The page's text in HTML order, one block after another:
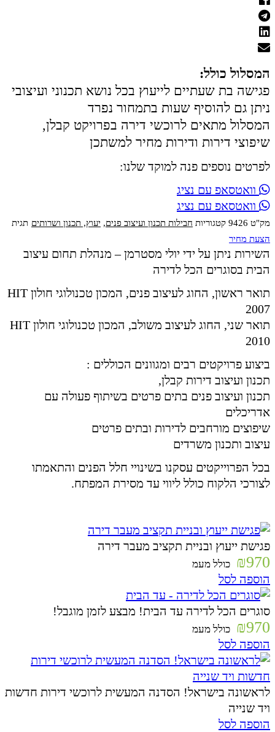
המסלול כולל:
פגישה בת שעתיים לייעוץ בכל נושא תכנוני ועיצובי
ניתן גם להוסיף שעות בתמחור נפרד
המסלול מתאים לרוכשי דירה בפרויקט קבלן,
שיפוצי דירות ודירות מחיר למשתכן
לפרטים נוספים פנה למוקד שלנו:
וואטסאפ עם נציג
וואטסאפ עם נציג
מק"ט 9426 קטגוריות חבילות תכנון ועיצוב פנים, יעוץ, תכנון ושרותים תגית
הצעת מחיר
השירות ניתן על ידי יולי מסטרמן – מנהלת תחום עיצוב
הבית בסוגרים הכל לדירה
תואר ראשון, החוג לעיצוב פנים, המכון טכנולוגי חולון HIT
2007
תואר שני, החוג לעיצוב משולב, המכון טכנולוגי חולון HIT
2010
ביצוע פרויקטים רבים ומגוונים הכוללים :
תכנון ועיצוב דירות קבלן,
תכנון ועיצוב פנים בתים פרטים בשיתוף פעולה עם
אדריכלים
שיפוצים מורחבים לדירות ובתים פרטים
עיצוב ותכנון משרדים
בכל הפרוייקטים עסקנו בשינויי חלל הפנים והתאמתו
לצורכי הלקוח כולל ליווי עד מסירת המפתח.
פגישת ייעוץ ובניית תקציב מעבר דירה
₪970 כולל מעמ
הוספה לסל
סוגרים הכל לדירה עד הבית! מבצע לזמן מוגבל!
₪970 כולל מעמ
הוספה לסל
לראשונה בישראל! הסדנה המעשית לרוכשי דירות חדשות
ויד שנייה
הוספה לסל